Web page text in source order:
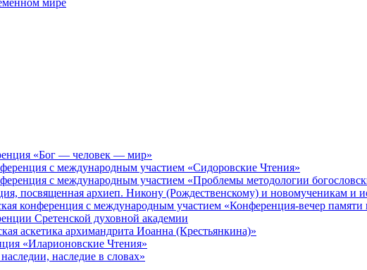
«Бог — человек — мир»
с международным участием «Сидоровские Чтения»
с международным участием «Проблемы методологии
посвященная архиеп. Никону (Рождественскому) и новомученикам и
конференция с международным участием «Конференция-вечер
Сретенской духовной академии
аскетика архимандрита Иоанна (Крестьянкина)»
«Иларионовские Чтения»
наследие в словах»